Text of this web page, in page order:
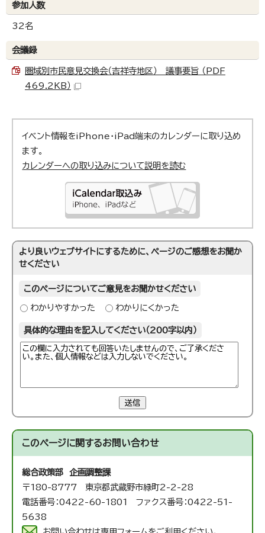
参加人数
32名
会議録
圏域別市民意見交換会（吉祥寺地区） 議事要旨 （PDF
469.2KB）
イベント情報をiPhone・iPad端末のカレンダーに取り込め
ます。
カレンダーへの取り込みについて説明を読む
より良いウェブサイトにするために、ページのご感想をお聞か
せください
このページについてご意見をお聞かせください
わかりやすかった わかりにくかった
具体的な理由を記入してください（200字以内）
送信
このページに関するお問い合わせ
総合政策部 企画調整課
〒180-8777 東京都武蔵野市緑町2-2-28
電話番号：0422-60-1801 ファクス番号：0422-51-
5638